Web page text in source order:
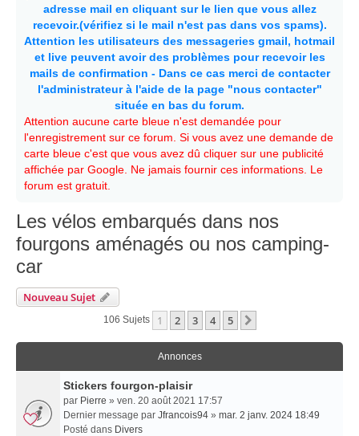
adresse mail en cliquant sur le lien que vous allez
recevoir.(vérifiez si le mail n'est pas dans vos spams).
Attention les utilisateurs des messageries gmail, hotmail
et live peuvent avoir des problèmes pour recevoir les
mails de confirmation - Dans ce cas merci de contacter
l'administrateur à l'aide de la page "nous contacter"
située en bas du forum.
Attention aucune carte bleue n'est demandée pour
l'enregistrement sur ce forum. Si vous avez une demande de
carte bleue c'est que vous avez dû cliquer sur une publicité
affichée par Google. Ne jamais fournir ces informations. Le
forum est gratuit.
Les vélos embarqués dans nos
fourgons aménagés ou nos camping-
car
Nouveau Sujet
106 Sujets 1 2 3 4 5
Annonces
Stickers fourgon-plaisir
par Pierre » ven. 20 août 2021 17:57
Dernier message par Jfrancois94 » mar. 2 janv. 2024 18:49
Posté dans Divers